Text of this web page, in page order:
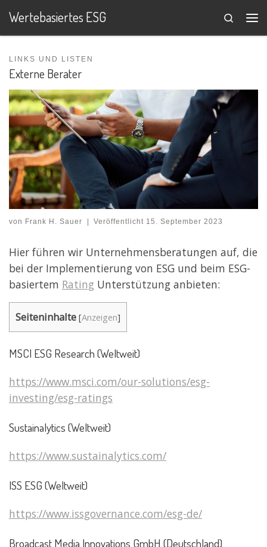
Zum Inhalt springen
Wertebasiertes ESG
Search
LINKS UND LISTEN
Externe Berater
von Frank H. Sauer Veröffentlicht 15. September 2023
Hier führen wir Unternehmensberatungen auf, die
bei der Implementierung von ESG und beim ESG-
basiertem Rating Unterstützung anbieten:
Seiteninhalte [Anzeigen]
MSCI ESG Research (Weltweit)
https://www.msci.com/our-solutions/esg-
investing/esg-ratings
Sustainalytics (Weltweit)
https://www.sustainalytics.com/
ISS ESG (Weltweit)
https://www.issgovernance.com/esg-de/
Broadcast Media Innovations GmbH (Deutschland)